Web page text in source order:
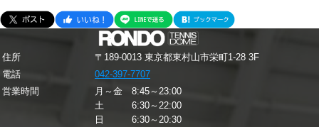
住所
〒189-0013 東京都東村山市栄町1-28 3F
電話
042-397-7707
営業時間
月～金 8:45～23:00
土 6:30～22:00
日 6:30～20:30